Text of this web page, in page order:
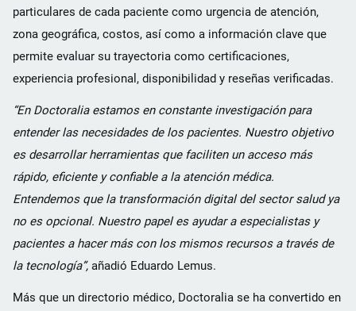
particulares de cada paciente como urgencia de atención,
zona geográfica, costos, así como a información clave que
permite evaluar su trayectoria como certificaciones,
experiencia profesional, disponibilidad y reseñas verificadas.
“En Doctoralia estamos en constante investigación para
entender las necesidades de los pacientes. Nuestro objetivo
es desarrollar herramientas que faciliten un acceso más
rápido, eficiente y confiable a la atención médica.
Entendemos que la transformación digital del sector salud ya
no es opcional. Nuestro papel es ayudar a especialistas y
pacientes a hacer más con los mismos recursos a través de
la tecnología”, añadió Eduardo Lemus.
Más que un directorio médico, Doctoralia se ha convertido en